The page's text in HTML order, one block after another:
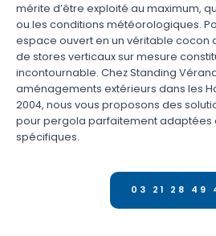
mérite d’être exploité au maximum,
ou les conditions météorologiques.
espace ouvert en un véritable cocon
de stores verticaux sur mesure
incontournable. Chez Standing
aménagements extérieurs dans les
2004, nous vous proposons des
pour pergola parfaitement adaptées
spécifiques.
03 21 28 49